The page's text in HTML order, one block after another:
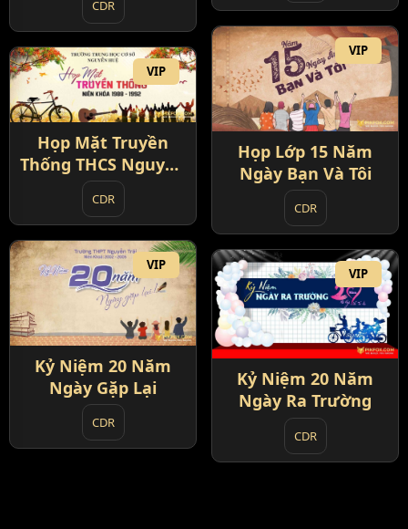
CDR
VIP
Họp Lớp 15 Năm
Ngày Bạn Và Tôi
CDR
VIP
Họp Mặt Truyền
Thống THCS Nguyễn
Huệ
CDR
VIP
Kỷ Niệm 20 Năm
Ngày Gặp Lại
CDR
VIP
Kỷ Niệm 20 Năm
Ngày Ra Trường
CDR